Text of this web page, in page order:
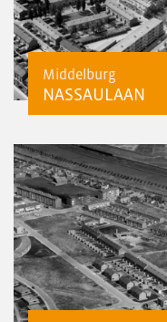
Middelburg
NASSAULAAN